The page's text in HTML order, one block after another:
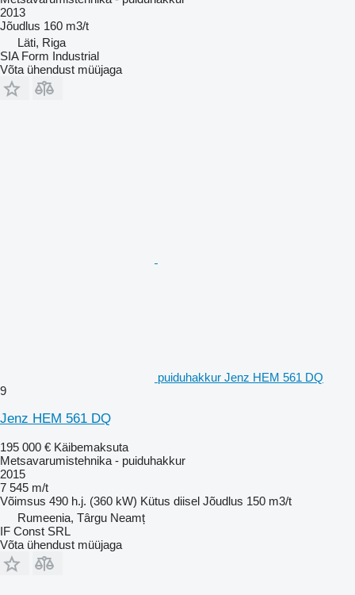
2013
Jõudlus 160 m3/t
Läti, Riga
SIA Form Industrial
Võta ühendust müüjaga
puiduhakkur Jenz HEM 561 DQ
9
Jenz HEM 561 DQ
195 000 € Käibemaksuta
Metsavarumistehnika - puiduhakkur
2015
7 545 m/t
Võimsus 490 h.j. (360 kW) Kütus diisel Jõudlus 150 m3/t
Rumeenia, Târgu Neamț
IF Const SRL
Võta ühendust müüjaga